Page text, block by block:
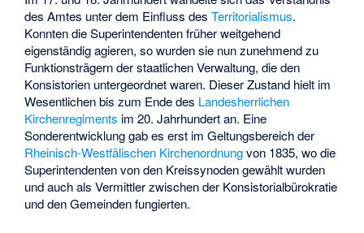
des Amtes unter dem Einfluss desTerritorialismus.
Konnten die Superintendenten früher weitgehend
eigenständig agieren, so wurden sie nun zunehmend zu
Funktionsträgern der staatlichen Verwaltung, die den
Konsistorien untergeordnet waren. Dieser Zustand hielt im
Wesentlichen bis zum Ende des Landesherrlichen
Kirchenregiments im 20. Jahrhundert an. Eine
Sonderentwicklung gab es erst im Geltungsbereich der
Rheinisch-Westfälischen Kirchenordnungvon 1835, wo die
Superintendenten von den Kreissynoden gewählt wurden
und auch als Vermittler zwischen der Konsistorialbürokratie
und den Gemeinden fungierten.